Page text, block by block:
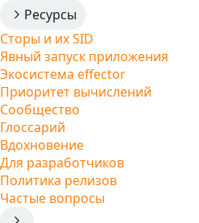
Ресурсы
Сторы и их SID
Явный запуск приложения
Экосистема effector
Приоритет вычислений
Сообщество
Глоссарий
Вдохновение
Для разработчиков
Политика релизов
Частые вопросы